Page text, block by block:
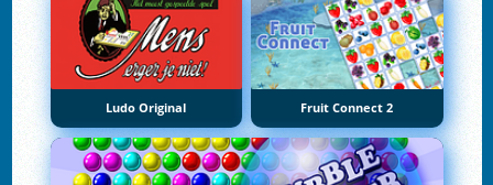
Ludo Original Fruit Connect 2